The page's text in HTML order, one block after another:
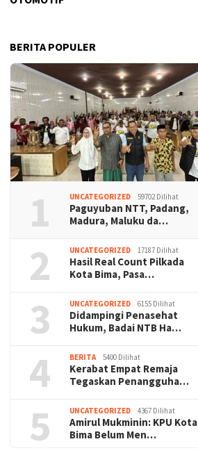
BERITA POPULER
1 UNCATEGORIZED 59702 Dilihat
Paguyuban NTT, Padang,
Madura, Maluku da…
2 UNCATEGORIZED 17187 Dilihat
Hasil Real Count Pilkada
Kota Bima, Pasa…
3 UNCATEGORIZED 6155 Dilihat
Didampingi Penasehat
Hukum, Badai NTB Ha…
4 BERITA 5400 Dilihat
Kerabat Empat Remaja
Tegaskan Penangguha…
5 UNCATEGORIZED 4367 Dilihat
Amirul Mukminin: KPU Kota
Bima Belum Men…